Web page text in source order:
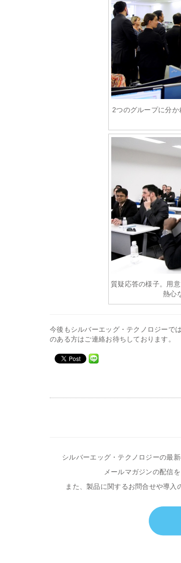
2つのグループに分
質疑応答の様子。用
熱心
今後もシルバーエッグ・テクノロジーで
のある方はご連絡お待ちしております。
シルバーエッグ・テクノロジーの最
メールマガジンの配信
また、製品に関するお問合せや導入